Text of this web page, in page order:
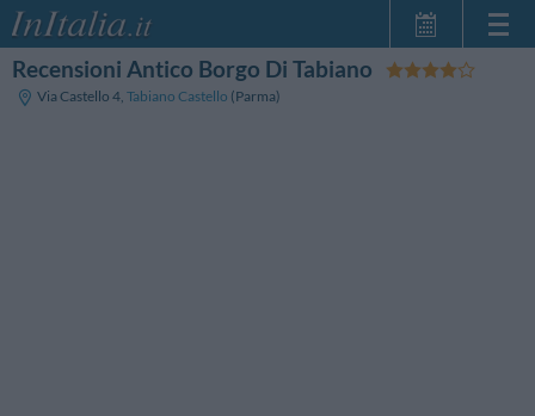
Home Page
Recensioni Antico Borgo Di Tabiano
Via Castello 4, Tabiano Castello (Parma)